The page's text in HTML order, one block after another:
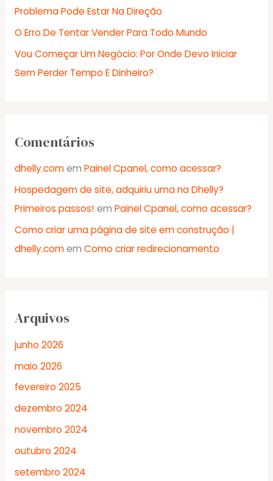
o
r
:
Problema Pode Estar Na Direção
O Erro De Tentar Vender Para Todo Mundo
Vou Começar Um Negócio: Por Onde Devo Iniciar
Sem Perder Tempo E Dinheiro?
Comentários
dhelly.comem Painel Cpanel, como acessar?
Hospedagem de site, adquiriu uma na Dhelly?
Primeiros passos! em Painel Cpanel, como acessar?
Como criar uma página de site em construção |
dhelly.comem Como criar redirecionamento
Arquivos
junho 2026
maio 2026
fevereiro 2025
dezembro 2024
novembro 2024
outubro 2024
setembro 2024